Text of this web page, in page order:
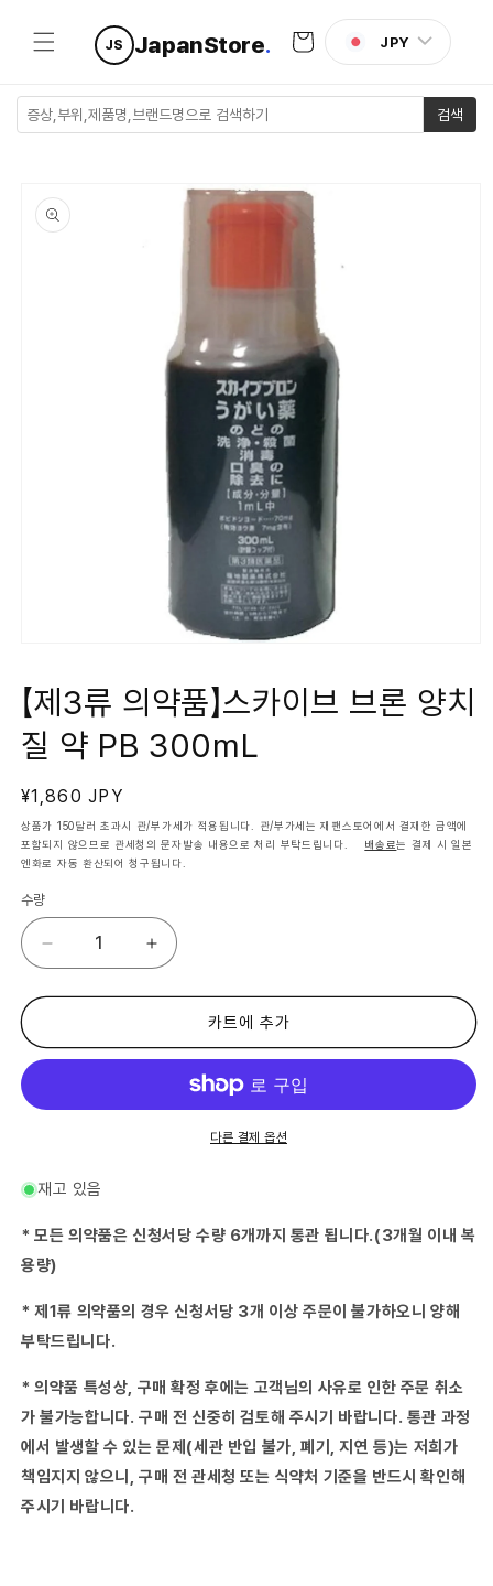
건너뛰기
JS JapanStore.
트
JPY
검색
로 건너뛰
기
에
서
미
디
어
열
【제3류 의약품】스카이브 브론 양치
질 약 PB 300mL
정
가
¥1,860 JPY
상품가 150달러 초과시 관/부가세가 적용됩니다. 관/부가세는 재팬스토어에서 결재한 금액에
포함되지 않으므로 관세청의 문자발송 내용으로 처리 부탁드립니다. 배송료는 결제 시 일본
엔화로 자동 환산되어 청구됩니다.
수량
3
류
약
카
브
양
치
질
약
PB
300mL
량
줄
임
【제
3
류
약
카
양
약
PB
량
늘
림
카트에 추가
다른 결제 옵션
재고 있음
* 모든 의약품은 신청서당 수량 6개까지 통관 됩니다.(3개월 이내 복
용량)
* 제1류 의약품의 경우 신청서당 3개 이상 주문이 불가하오니 양해
부탁드립니다.
* 의약품 특성상, 구매 확정 후에는 고객님의 사유로 인한 주문 취소
가 불가능합니다. 구매 전 신중히 검토해 주시기 바랍니다. 통관 과정
에서 발생할 수 있는 문제(세관 반입 불가, 폐기, 지연 등)는 저희가
책임지지 않으니, 구매 전 관세청 또는 식약처 기준을 반드시 확인해
주시기 바랍니다.